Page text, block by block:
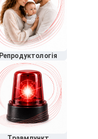
Репродуктологія